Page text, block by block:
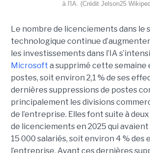
à l'IA. (Crédit Jelson25
Le nombre de licenciements dans le
technologique continue
les investissements dans l’IA
Microsoft a supprimé cette semaine
postes, soit environ 2,1 % de ses
dernières suppressions de postes
principalement les divisions
de l’entreprise. Elles font suite à
de licenciements en 2025 qui
15 000 salariés, soit environ 4 % des
l’entreprise. Avant ces dernières